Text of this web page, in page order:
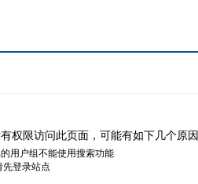
权限访问此页面，可能有如下几个原因
用户组不能使用搜索功能
先登录站点